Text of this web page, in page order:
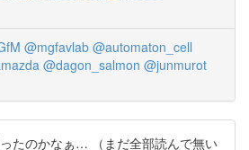
@mgfavlab @automaton_cell
@dagon_salmon @junmurot
ったのかなぁ… （まだ全部読んで無い